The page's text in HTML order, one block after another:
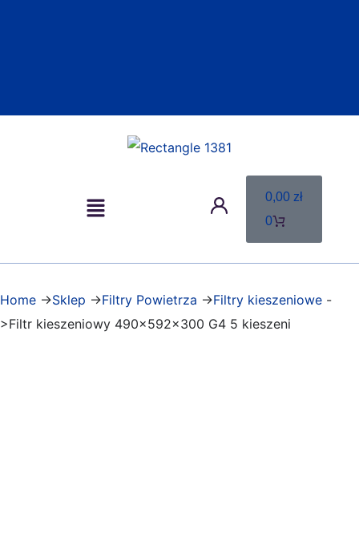
0,00 zł
0
Home ->Sklep ->Filtry Powietrza ->Filtry kieszeniowe -
>Filtr kieszeniowy 490x592x300 G4 5 kieszeni